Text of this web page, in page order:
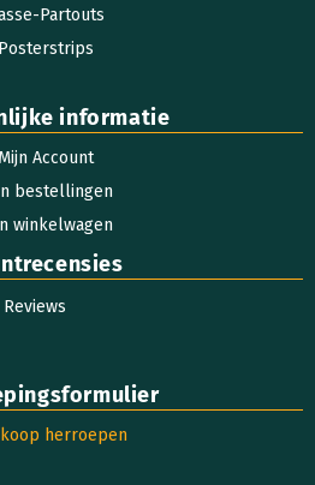
Partouts
Posterstrips
informatie
Mijn Account
bestellingen
winkelwagen
herroepen